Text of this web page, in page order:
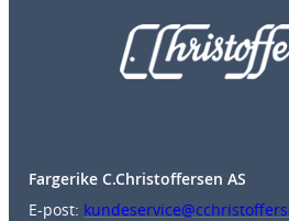
Fargerike C.Christoffersen AS
E-post: